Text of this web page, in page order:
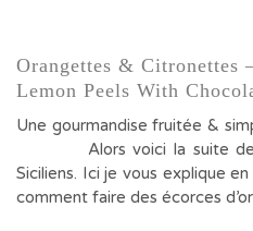
Orangettes & Citronettes
Lemon Peels With
Une gourmandise fruitée &
Alors voici la suite de
Siciliens. Ici je vous explique
comment faire des écorces